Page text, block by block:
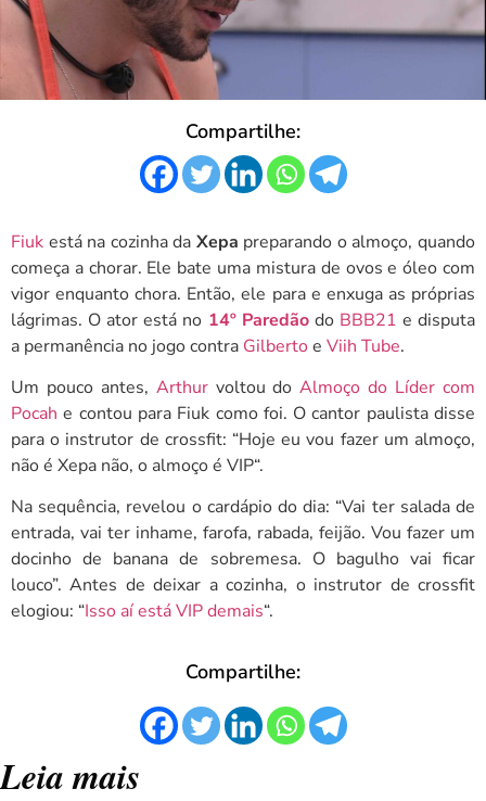
Compartilhe:
Fiuk está na cozinha da Xepa preparando o almoço, quando
começa a chorar. Ele bate uma mistura de ovos e óleo com
vigor enquanto chora. Então, ele para e enxuga as próprias
lágrimas. O ator está no 14º Paredão do BBB21 e disputa
a permanência no jogo contra Gilbertoe Viih Tube.
Um pouco antes, Arthurvoltou doAlmoço do Líder com
Pocah e contou para Fiuk como foi. O cantor paulista disse
para o instrutor de crossfit: “Hoje eu vou fazer um almoço,
não é Xepa não, o almoço é VIP“.
Na sequência, revelou o cardápio do dia: “Vai ter salada de
entrada, vai ter inhame, farofa, rabada, feijão. Vou fazer um
docinho de banana de sobremesa. O bagulho vai ficar
louco”. Antes de deixar a cozinha, o instrutor de crossfit
elogiou: “Isso aí está VIP demais“.
Compartilhe:
Leia mais